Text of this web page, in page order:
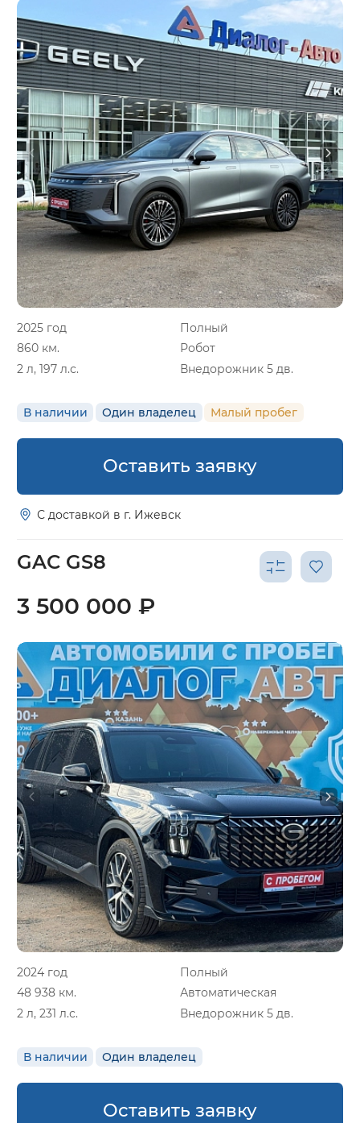
2025 год
Полный
860 км.
Робот
2 л, 197 л.с.
Внедорожник 5 дв.
В наличии Один владелец Малый пробег
Оставить заявку
С доставкой в г. Ижевск
GAC GS8
2024 год
Полный
48 938 км.
Автоматическая
2 л, 231 л.с.
Внедорожник 5 дв.
В наличии Один владелец
3 500 000 ₽
Оставить заявку